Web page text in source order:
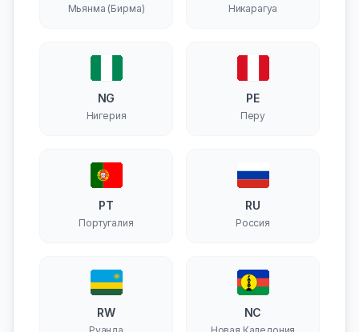
Мьянма (Бирма) Никарагуа
NG
Нигерия
PE
Перу
PT
Португалия
RU
Россия
RW NC